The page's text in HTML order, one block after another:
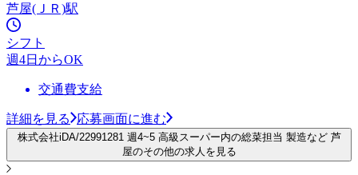
芦屋(ＪＲ)駅
シフト
週4日からOK
交通費支給
詳細を見る 応募画面に進む
株式会社iDA/22991281 週4~5 高級スーパー内の総菜担当 製造など 芦
屋のその他の求人を見る